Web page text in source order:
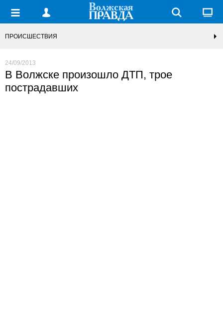
ПРОИСШЕСТВИЯ
24/09/2013
В Волжске произошло ДТП, трое
пострадавших